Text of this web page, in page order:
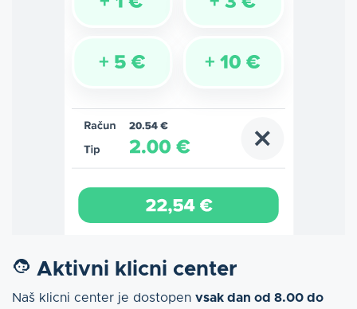
Aktivni klicni center
Naš klicni center je dostopen vsak dan od 8.00 do